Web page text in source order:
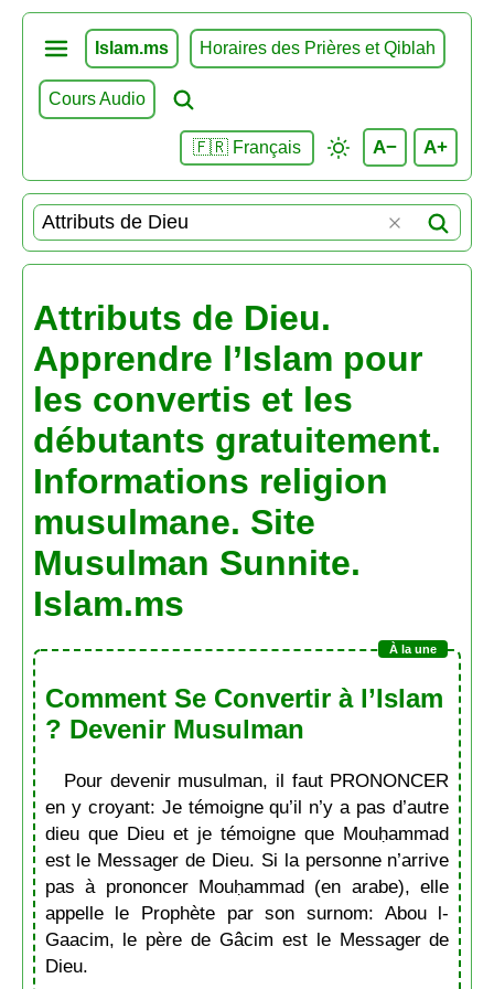
Islam.ms Horaires des Prières et Qiblah
Cours Audio
🇫🇷 Français A− A+
Attributs de Dieu.
Apprendre l’Islam pour
les convertis et les
débutants gratuitement.
Informations religion
musulmane. Site
Musulman Sunnite.
Islam.ms
Comment Se Convertir à l’Islam
? Devenir Musulman
Pour devenir musulman, il faut PRONONCER
en y croyant: Je témoigne qu’il n’y a pas d’autre
dieu que Dieu et je témoigne que Mouḥammad
est le Messager de Dieu. Si la personne n’arrive
pas à prononcer Mouḥammad (en arabe), elle
appelle le Prophète par son surnom: Abou l-
Gaacim, le père de Gâcim est le Messager de
Dieu.